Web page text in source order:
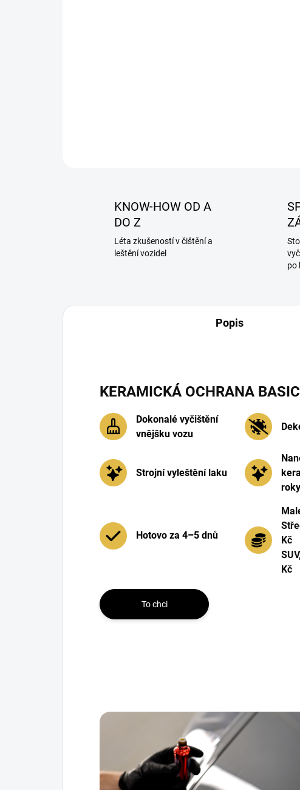
KNOW-HOW OD A
DO Z
Léta zkušeností v čištění a
leštění vozidel
po
Popis
KERAMICKÁ OCHRANA BASIC
Dokonalé vyčištění
vnějšku vozu
Strojní vyleštění laku
roky
Hotovo za 4–5 dnů
Kč
Kč
To chci